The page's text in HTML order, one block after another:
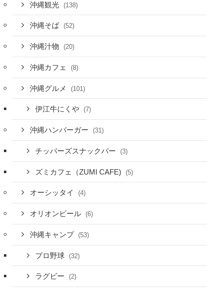
沖縄観光 (138)
沖縄そば (52)
沖縄汁物 (20)
沖縄カフェ (8)
沖縄グルメ (101)
伊江牛にくや (7)
沖縄ハンバーガー (31)
チッパーズスナックバー (3)
ズミカフェ（ZUMI CAFE) (5)
オーシッタイ (4)
オリオンビール (6)
沖縄キャンプ (53)
プロ野球 (32)
ラグビー (2)